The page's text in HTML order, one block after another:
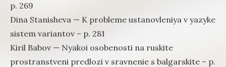
p. 269
Dina Stanisheva — K probleme ustanovleniya v yazyke
sistem variantov – p. 281
Kiril Babov — Nyakoi osobenosti na ruskite
prostranstveni predlozi v sravnenie s balgarskite – p.